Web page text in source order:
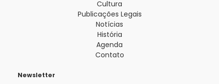
Cultura
Publicações Legais
Notícias
História
Agenda
Contato
Newsletter